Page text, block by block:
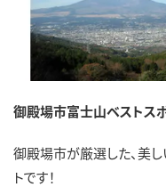
御殿場市富士山ベストス
御殿場市が厳選した、美
トです！